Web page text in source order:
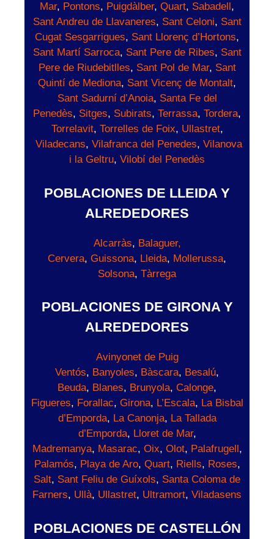
Mar, Pontons, Puigdàlber, Quart, Sabadell,
Sant Andreu de Llavaneres, Sant Celoni, Sant
Cugat Sesgarrigues, Sant Llorenç d’Hortons,
Sant Martí Sarroca, Sant Pere de Ribes, Sant
Pere de Riudebitlles, Sant Pol de Mar, Sant
Quintí de Mediona, Sant Vicenç de Montalt,
Sant Sadurní d’Anoia, Santa Fe del
Penedès, Sitges, Subirats, Terrassa, Tordera,
Torrelavit, Torrelles de Foix, Ullastret,
Viladecans, Vilafranca del Penedes, Vilanova
i la Geltru, Vilobí del Penedès
POBLACIONES DE LLEIDA Y
ALREDEDORES
Alcarràs, Balaguer,
Cervera, Guissona, Lleida, Mollerussa,
Solsona, Tàrrega
POBLACIONES DE GIRONA Y
ALREDEDORES
Avinyonet de Puig
Ventós, Banyoles, Bàscara, Besalú,
Beuda, Blanes, Brunyola, Calonge,
Figueres, Forallac, Girona, L’Escala, La Bisbal
d’Emporda, La Canonja, La Tallada
d’Emporda, Lloret de Mar,
Madremanya, Masarac, Oix, Olot, Palafrugell,
Palamós, Playa de Aro, Quart, Riells, Roses,
Salt, Sant Feliu de Guíxols, Santa Coloma de
Farners, Ullà, Ullastret, Ultramort, Viladasens
POBLACIONES DE CASTELLÓN